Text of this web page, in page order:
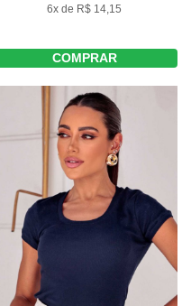
6x de R$ 14,15
COMPRAR